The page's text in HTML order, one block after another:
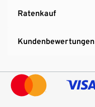
Ratenkauf
Kundenbewertungen